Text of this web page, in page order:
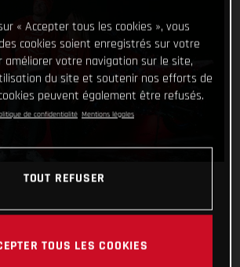
« Accepter tous les cookies », vous
cookies soient enregistrés sur votre
améliorer votre navigation sur le site,
du site et soutenir nos efforts de
peuvent également être refusés.
de confidentialité Mentions légales
TOUT REFUSER
TOUS LES COOKIES